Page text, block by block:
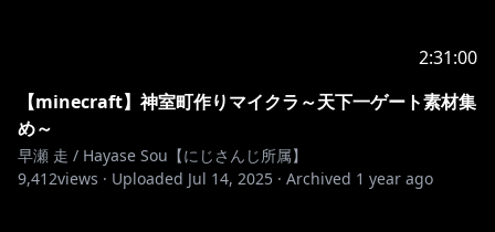
2:31:00
【minecraft】神室町作りマイクラ～天下一ゲート素材集
め～
早瀬 走 / Hayase Sou【にじさんじ所属】
9,412views · Uploaded Jul 14, 2025 · Archived 1 year ago